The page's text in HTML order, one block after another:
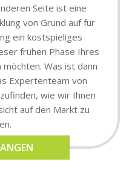
Seite ist eine
von Grund auf für
ein kostspieliges
frühen Phase Ihres
Was ist dann
Expertenteam von
wie wir Ihnen
auf den Markt zu